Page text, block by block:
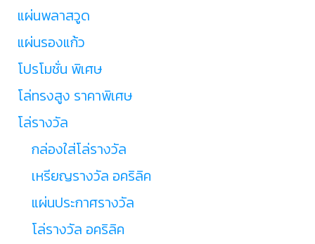
แผ่นพลาสวูด
แผ่นรองแก้ว
โปรโมชั่น พิเศษ
โล่ทรงสูง ราคาพิเศษ
โล่รางวัล
กล่องใส่โล่รางวัล
เหรียญรางวัล อคริลิค
แผ่นประกาศรางวัล
โล่รางวัล อคริลิค